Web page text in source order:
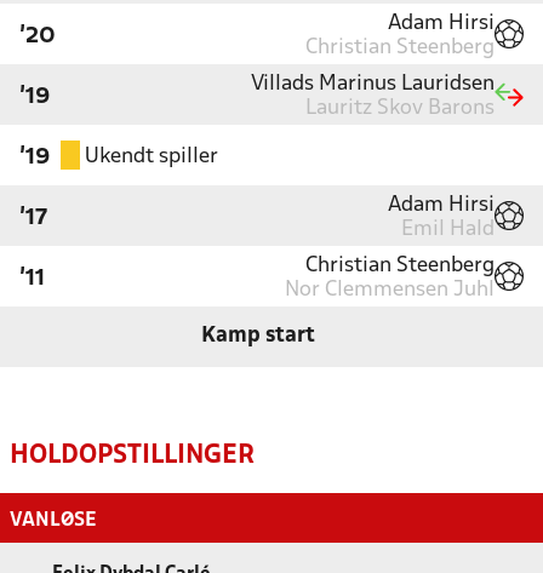
'20
Adam Hirsi
Christian Steenberg
'19
Villads Marinus Lauridsen
Lauritz Skov Barons
'19 Ukendt spiller
'17
Adam Hirsi
Emil Hald
'11
Christian Steenberg
Nor Clemmensen Juhl
Kamp start
HOLDOPSTILLINGER
VANLØSE